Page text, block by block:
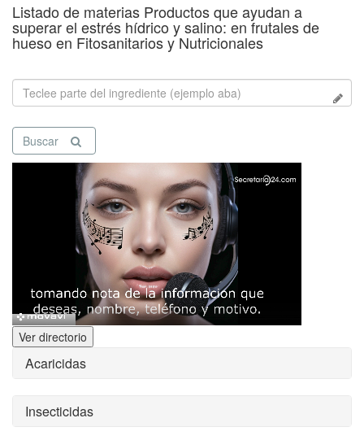
Listado de materias Productos que ayudan a
superar el estrés hídrico y salino: en frutales de
hueso en Fitosanitarios y Nutricionales
Buscar
Ver directorio
Acaricidas
Insecticidas